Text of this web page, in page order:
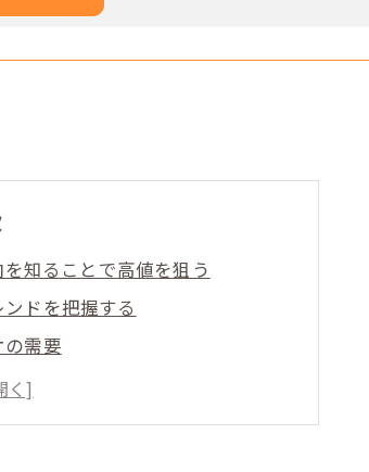
知ることで高値を狙う
ドを把握する
需要
気復活
売るタイミング